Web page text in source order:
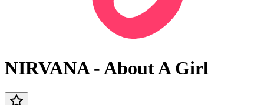
NIRVANA - About A Girl